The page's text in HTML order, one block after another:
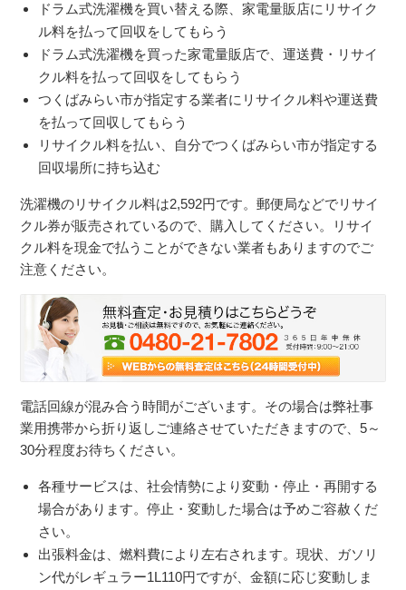
ドラム式洗濯機を買い替える際、家電量販店にリサイク
ル料を払って回収をしてもらう
ドラム式洗濯機を買った家電量販店で、運送費・リサイ
クル料を払って回収をしてもらう
つくばみらい市が指定する業者にリサイクル料や運送費
を払って回収してもらう
リサイクル料を払い、自分でつくばみらい市が指定する
回収場所に持ち込む
洗濯機のリサイクル料は2,592円です。郵便局などでリサイ
クル券が販売されているので、購入してください。リサイ
クル料を現金で払うことができない業者もありますのでご
注意ください。
電話回線が混み合う時間がございます。その場合は弊社事
業用携帯から折り返しご連絡させていただきますので、5～
30分程度お待ちください。
各種サービスは、社会情勢により変動・停止・再開する
場合があります。停止・変動した場合は予めご容赦くだ
さい。
出張料金は、燃料費により左右されます。現状、ガソリ
ン代がレギュラー1L110円ですが、金額に応じ変動しま